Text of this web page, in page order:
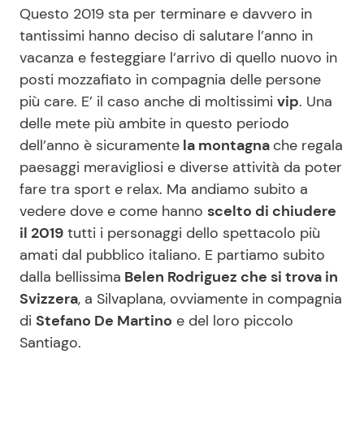
Moda e Style
Mondo Mamma
News benessere
Salute
Viaggi e Turismo
Festività
Dolci
Le Ricette in TV
Primi Piatti
Ricette Facili e Veloci
Ricette Feste
Ricette per Bambini
Seguici
Questo 2019 sta per terminare e davvero in
tantissimi hanno deciso di salutare l’anno in
vacanza e festeggiare l’arrivo di quello nuovo in
posti mozzafiato in compagnia delle persone
più care. E’ il caso anche di moltissimi vip. Una
delle mete più ambite in questo periodo
dell’anno è sicuramente la montagna che regala
paesaggi meravigliosi e diverse attività da poter
fare tra sport e relax. Ma andiamo subito a
vedere dove e come hanno scelto di chiudere
il 2019 tutti i personaggi dello spettacolo più
amati dal pubblico italiano. E partiamo subito
dalla bellissima Belen Rodriguez che si trova in
Svizzera, a Silvaplana, ovviamente in compagnia
di Stefano De Martino e del loro piccolo
Santiago.